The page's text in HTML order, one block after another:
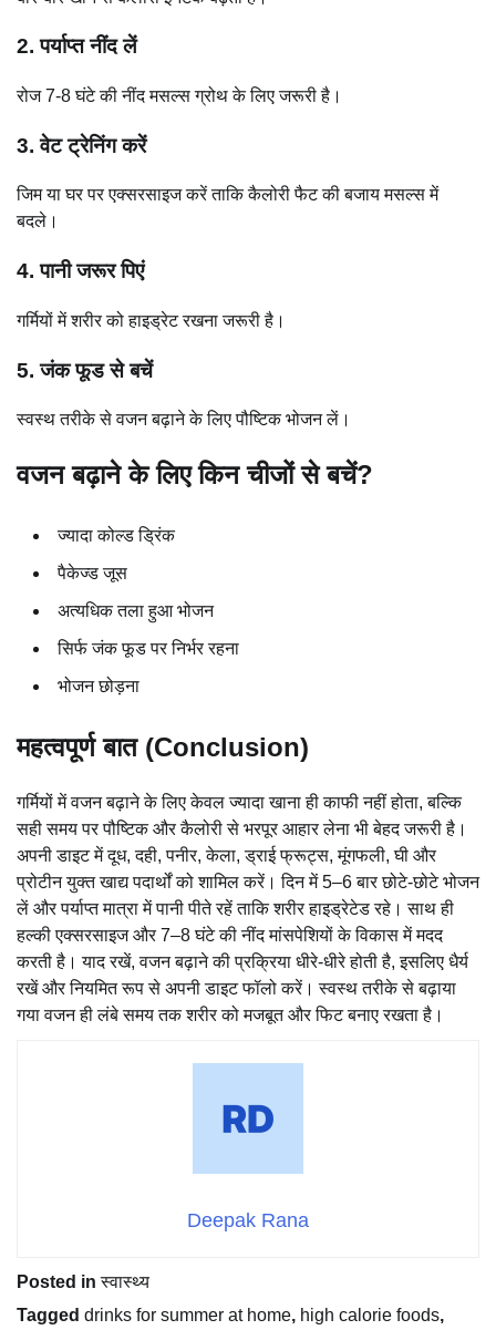
2. पर्याप्त नींद लें
रोज 7-8 घंटे की नींद मसल्स ग्रोथ के लिए जरूरी है।
3. वेट ट्रेनिंग करें
जिम या घर पर एक्सरसाइज करें ताकि कैलोरी फैट की बजाय मसल्स में
बदले।
4. पानी जरूर पिएं
गर्मियों में शरीर को हाइड्रेट रखना जरूरी है।
5. जंक फूड से बचें
स्वस्थ तरीके से वजन बढ़ाने के लिए पौष्टिक भोजन लें।
वजन बढ़ाने के लिए किन चीजों से बचें?
ज्यादा कोल्ड ड्रिंक
पैकेज्ड जूस
अत्यधिक तला हुआ भोजन
सिर्फ जंक फूड पर निर्भर रहना
भोजन छोड़ना
महत्वपूर्ण बात (Conclusion)
गर्मियों में वजन बढ़ाने के लिए केवल ज्यादा खाना ही काफी नहीं होता, बल्कि
सही समय पर पौष्टिक और कैलोरी से भरपूर आहार लेना भी बेहद जरूरी है।
अपनी डाइट में दूध, दही, पनीर, केला, ड्राई फ्रूट्स, मूंगफली, घी और
प्रोटीन युक्त खाद्य पदार्थों को शामिल करें। दिन में 5–6 बार छोटे-छोटे भोजन
लें और पर्याप्त मात्रा में पानी पीते रहें ताकि शरीर हाइड्रेटेड रहे। साथ ही
हल्की एक्सरसाइज और 7–8 घंटे की नींद मांसपेशियों के विकास में मदद
करती है। याद रखें, वजन बढ़ाने की प्रक्रिया धीरे-धीरे होती है, इसलिए धैर्य
रखें और नियमित रूप से अपनी डाइट फॉलो करें। स्वस्थ तरीके से बढ़ाया
गया वजन ही लंबे समय तक शरीर को मजबूत और फिट बनाए रखता है।
Deepak Rana
Posted inस्वास्थ्य
Tagged drinks for summer at home, high calorie foods,